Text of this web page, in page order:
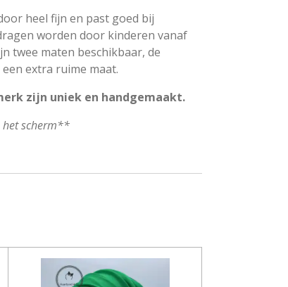
heel fijn en past goed bij
worden door kinderen vanaf
twee maten beschikbaar, de
extra ruime maat.
zijn uniek en handgemaakt.
het scherm**